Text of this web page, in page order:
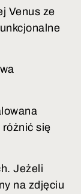
Venus ze
się
Jeżeli
na zdjęciu